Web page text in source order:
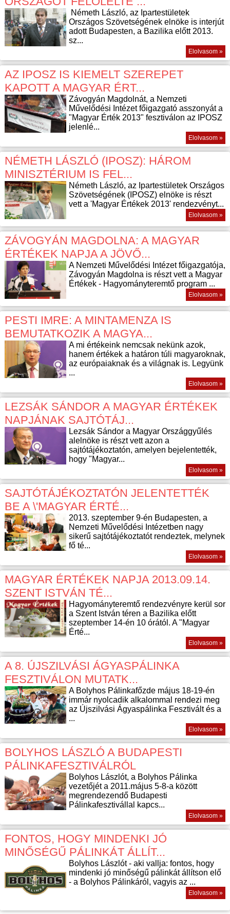
Németh László, az Ipartestületek
Országos Szövetségének elnöke is interjút
adott Budapesten, a Bazilika előtt 2013.
sz...
Elolvasom »
AZ IPOSZ IS KIEMELT SZEREPET
KAPOTT A MAGYAR ÉRT...
Závogyán Magdolnát, a Nemzeti
Művelődési Intézet főigazgató asszonyát a
"Magyar Érték 2013" fesztiválon az IPOSZ
jelenlé...
Elolvasom »
NÉMETH LÁSZLÓ (IPOSZ): HÁROM
MINISZTÉRIUM IS FEL...
Németh László, az Ipartestületek Országos
Szövetségének (IPOSZ) elnöke is részt
vett a 'Magyar Értékek 2013' rendezvényt...
Elolvasom »
ZÁVOGYÁN MAGDOLNA: A MAGYAR
ÉRTÉKEK NAPJA A JÖVŐ...
A Nemzeti Művelődési Intézet főigazgatója,
Závogyán Magdolna is részt vett a Magyar
Értékek - Hagyományteremtő program ...
Elolvasom »
PESTI IMRE: A MINTAMENZA IS
BEMUTATKOZIK A MAGYA...
A mi értékeink nemcsak nekünk azok,
hanem értékek a határon túli magyaroknak,
az európaiaknak és a világnak is. Legyünk
...
Elolvasom »
LEZSÁK SÁNDOR A MAGYAR ÉRTÉKEK
NAPJÁNAK SAJTÓTÁJ...
Lezsák Sándor a Magyar Országgyűlés
alelnöke is részt vett azon a
sajtótájékoztatón, amelyen bejelentették,
hogy "Magyar...
Elolvasom »
SAJTÓTÁJÉKOZTATÓN JELENTETTÉK
BE A \'MAGYAR ÉRTÉ...
2013. szeptember 9-én Budapesten, a
Nemzeti Művelődési Intézetben nagy
sikerű sajtótájékoztatót rendeztek, melynek
fő té...
Elolvasom »
MAGYAR ÉRTÉKEK NAPJA 2013.09.14.
SZENT ISTVÁN TÉ...
Hagyományteremtő rendezvényre kerül sor
a Szent István téren a Bazilika előtt
szeptember 14-én 10 órától. A "Magyar
Érté...
Elolvasom »
A 8. ÚJSZILVÁSI ÁGYASPÁLINKA
FESZTIVÁLON MUTATK...
A Bolyhos Pálinkafőzde május 18-19-én
immár nyolcadik alkalommal rendezi meg
az Újszilvási Ágyaspálinka Fesztivált és a
...
Elolvasom »
BOLYHOS LÁSZLÓ A BUDAPESTI
PÁLINKAFESZTIVÁLRÓL
Bolyhos Lászlót, a Bolyhos Pálinka
vezetőjét a 2011.május 5-8-a között
megrendezendő Budapesti
Pálinkafesztivállal kapcs...
Elolvasom »
FONTOS, HOGY MINDENKI JÓ
MINŐSÉGŰ PÁLINKÁT ÁLLÍT...
Bolyhos Lászlót - aki vallja: fontos, hogy
mindenki jó minőségű pálinkát állítson elő
- a Bolyhos Pálinkáról, vagyis az ...
Elolvasom »